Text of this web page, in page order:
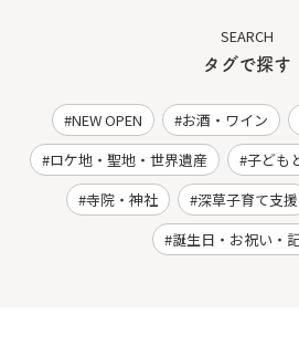
SEARCH
タグで探す
NEW OPEN お酒・ワイン
ロケ地・聖地・世界遺産
子ども
寺院・神社
深草子育て支援
誕生日・お祝い・